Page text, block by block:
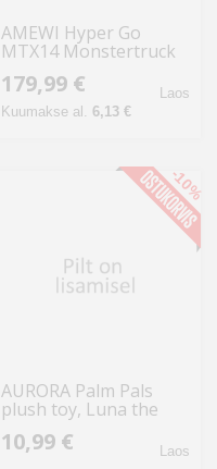
AMEWI Hyper Go
MTX14 Monstertruck
RTR
179,99 €
Kuumakse al. 6,13 €
Laos
AURORA Palm Pals
plush toy, Luna the
Bat, 12 cm
10,99 € Laos
-10%